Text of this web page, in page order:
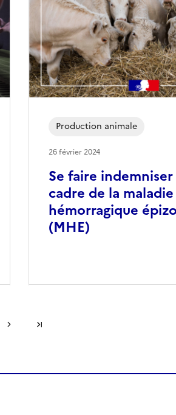
Se faire
cadre de la maladie
hémorragique
(MHE)
Production animale
26 février 2024